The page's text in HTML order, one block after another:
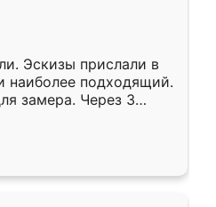
Эскизы прислали в
наиболее подходящий.
замера. Через 3
готова. Остались
Ренессанс
работу!